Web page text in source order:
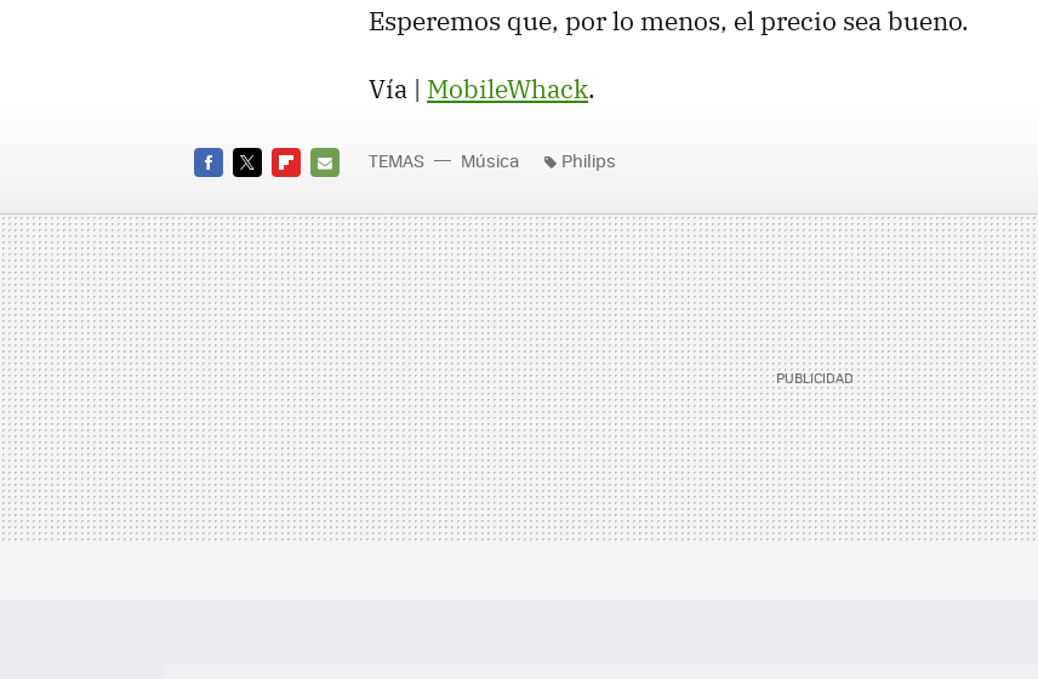
Esperemos que, por lo menos, el precio sea bueno.
Vía | MobileWhack.
MAIL
TEMAS Música Philips